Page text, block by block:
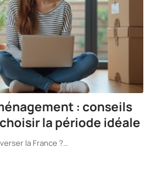
: conseils
la période idéale
la France ?…